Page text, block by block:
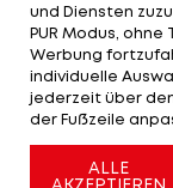
Die ÖFB-
Turnier 2021
Ein
Endrunde
und Diensten
PUR Modus,
Werbung
individuelle
jederzeit über
der Fußzeile
ALLE
AKZEPTIEREN